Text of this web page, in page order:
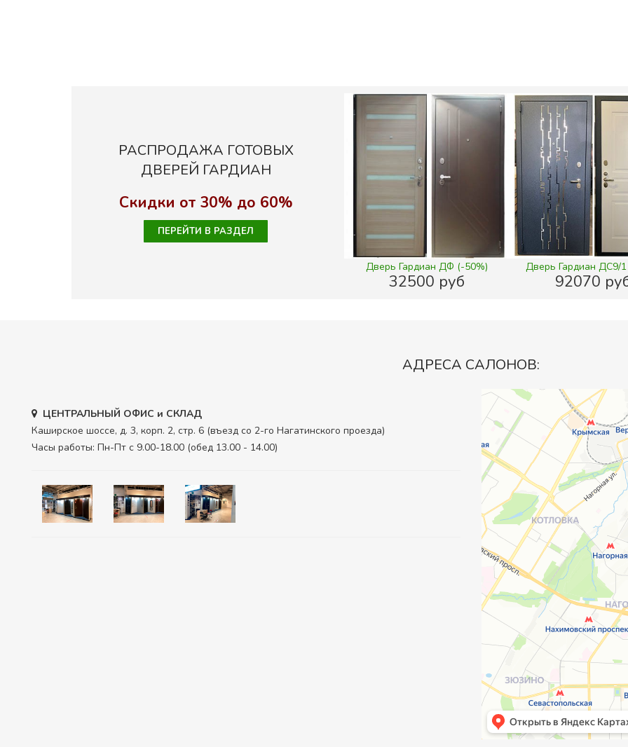
РАСПРОДАЖА ГОТОВЫХ
ДВЕРЕЙ ГАРДИАН
Скидки от 30% до 60%
ПЕРЕЙТИ В РАЗДЕЛ
Дверь Гардиан ДФ (-50%)
32500 руб
Дверь Гардиан ДС9/
92070
АДРЕСА САЛОНОВ:
ЦЕНТРАЛЬНЫЙ ОФИС и СКЛАД
Каширское шоссе, д. 3, корп. 2, стр. 6 (въезд со 2-го Нагатинского проезда)
Часы работы: Пн-Пт с 9.00-18.00 (обед 13.00 - 14.00)